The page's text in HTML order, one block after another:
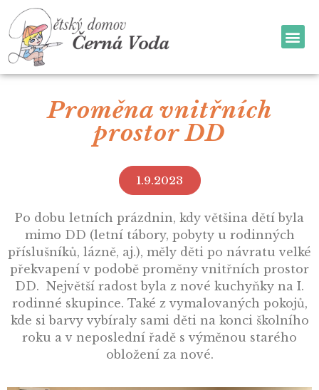
Proměna vnitřních
prostor DD
1.9.2023
Po dobu letních prázdnin, kdy většina dětí byla
mimo DD (letní tábory, pobyty u rodinných
příslušníků, lázně, aj.), měly děti po návratu velké
překvapení v podobě proměny vnitřních prostor
DD. Největší radost byla z nové kuchyňky na I.
rodinné skupince. Také z vymalovaných pokojů,
kde si barvy vybíraly sami děti na konci školního
roku a v neposlední řadě s výměnou starého
obložení za nové.